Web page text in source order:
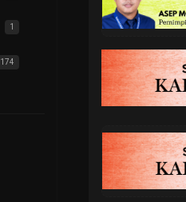
1
174